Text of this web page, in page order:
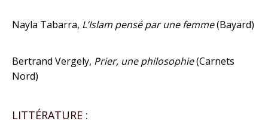
Nayla Tabarra, L’Islam pensé par une femme(Bayard)
Bertrand Vergely, Prier, une philosophie(Carnets
Nord)
LITTÉRATURE :